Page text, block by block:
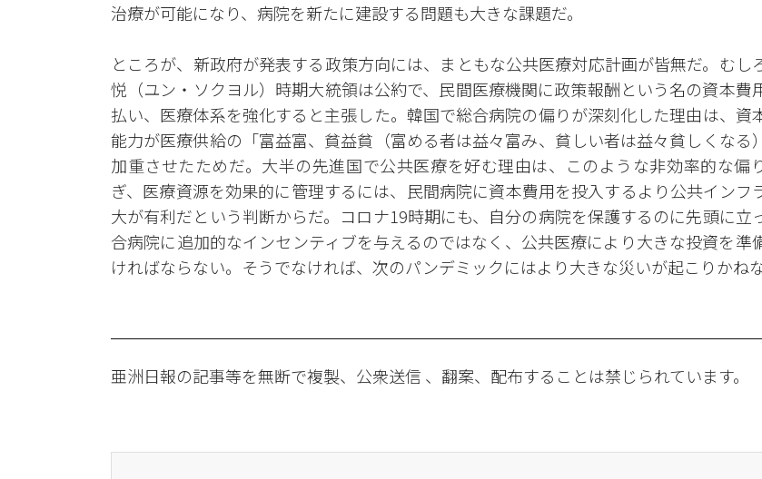
治療が可能になり、病院を新たに建設する問題も大きな課題だ。
ところが、新政府が発表する政策方向には、まともな公共医療対応計画が皆無だ。むし
悦（ユン・ソクヨル）時期大統領は公約で、民間医療機関に政策報酬という名の資本費
払い、医療体系を強化すると主張した。韓国で総合病院の偏りが深刻化した理由は、資
能力が医療供給の「富益富、貧益貧（富める者は益々富み、貧しい者は益々貧しくなる
加重させたためだ。大半の先進国で公共医療を好む理由は、このような非効率的な偏
ぎ、医療資源を効果的に管理するには、民間病院に資本費用を投入するより公共インフ
大が有利だという判断からだ。コロナ19時期にも、自分の病院を保護するのに先頭に立
合病院に追加的なインセンティブを与えるのではなく、公共医療により大きな投資を準
ければならない。そうでなければ、次のパンデミックにはより大きな災いが起こりかねな
亜洲日報の記事等を無断で複製、公衆送信 、翻案、配布することは禁じられています。